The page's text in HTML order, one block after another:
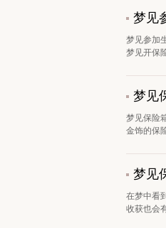
梦见
梦见参加
梦见开保
梦见
梦见保险
金饰的保
梦见
在梦中看
收获也会